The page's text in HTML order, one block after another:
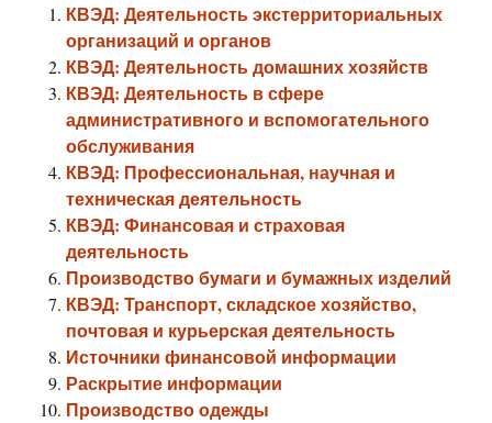
КВЭД: Деятельность экстерриториальных
организаций и органов
КВЭД: Деятельность домашних хозяйств
КВЭД: Деятельность в сфере
административного и вспомогательного
обслуживания
КВЭД: Профессиональная, научная и
техническая деятельность
КВЭД: Финансовая и страховая
деятельность
Производство бумаги и бумажных изделий
КВЭД: Транспорт, складское хозяйство,
почтовая и курьерская деятельность
Источники финансовой информации
Раскрытие информации
Производство одежды